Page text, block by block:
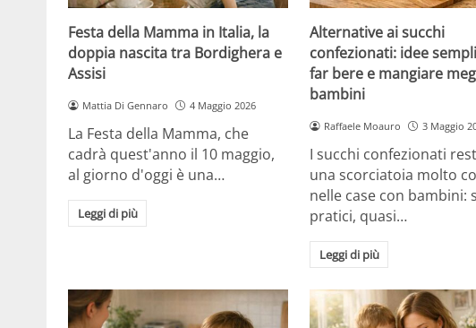
Festa della Mamma in Italia, la
doppia nascita tra Bordighera e
Assisi
Mattia Di Gennaro 4 Maggio 2026
La Festa della Mamma, che
cadrà quest'anno il 10 maggio,
al giorno d'oggi è una…
Leggi di più
Alternative ai succhi
confezionati: idee
far bere e mangiare
bambini
Raffaele Moauro 3 Maggio
I succhi confezionati
una scorciatoia molto
nelle case con bambini:
pratici, quasi…
Leggi di più